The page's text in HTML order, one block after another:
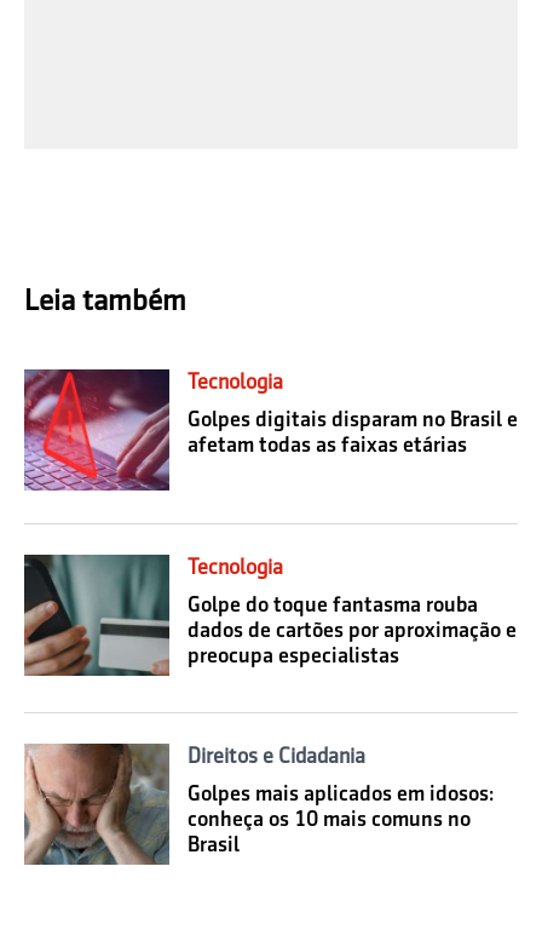
Leia também
Tecnologia
Golpes digitais disparam no Brasil e
afetam todas as faixas etárias
Tecnologia
Golpe do toque fantasma rouba
dados de cartões por aproximação e
preocupa especialistas
Direitos e Cidadania
Golpes mais aplicados em idosos:
conheça os 10 mais comuns no
Brasil